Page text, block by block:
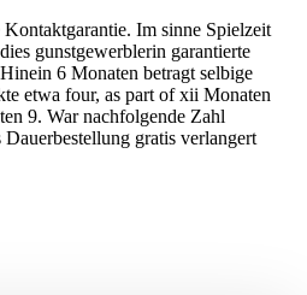
Kontaktgarantie. Im sinne Spielzeit
gunstgewerblerin garantierte
6 Monaten betragt selbige
etwa four, as part of xii Monaten
9. War nachfolgende Zahl
gratis verlangert